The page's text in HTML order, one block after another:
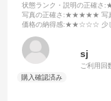
状態ランク・説明の正確さ
写真の正確さ :★★★★★ 写真
価格の納得感:★★☆☆☆ 少し
sj
ご利用回